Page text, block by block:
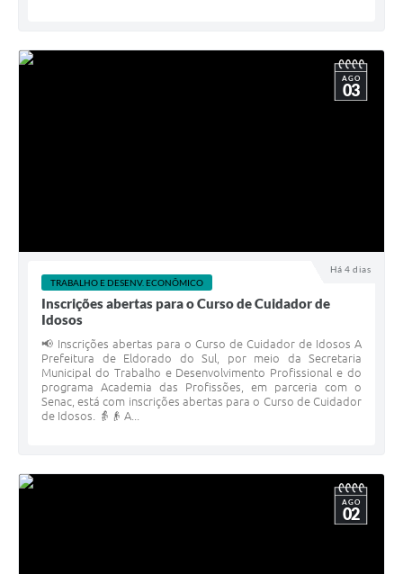
Há 4 dias
AGO
03
TRABALHO E DESENV. ECONÔMICO
Inscrições abertas para o Curso de Cuidador de
Idosos
📢 Inscrições abertas para o Curso de Cuidador de Idosos A
Prefeitura de Eldorado do Sul, por meio da Secretaria
Municipal do Trabalho e Desenvolvimento Profissional e do
programa Academia das Profissões, em parceria com o
Senac, está com inscrições abertas para o Curso de Cuidador
de Idosos. 👵👴 A...
AGO
02